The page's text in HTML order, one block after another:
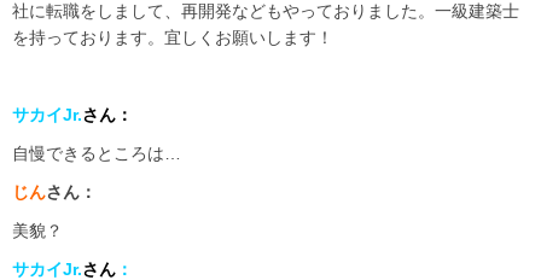
社に転職をしまして、再開発などもやっておりました。一級建築士
を持っております。宜しくお願いします！
サカイJr.さん：
自慢できるところは…
じんさん：
美貌？
サカイJr.さん ：